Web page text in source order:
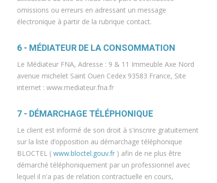
omissions ou erreurs en adressant un message
électronique à partir de la rubrique contact.
6 - MÉDIATEUR DE LA CONSOMMATION
Le Médiateur FNA, Adresse : 9 & 11 Immeuble Axe Nord
avenue michelet Saint Ouen Cedex 93583 France, Site
internet : www.mediateur.fna.fr
7 - DÉMARCHAGE TÉLÉPHONIQUE
Le client est informé de son droit à s'inscrire gratuitement
sur la liste d’opposition au démarchage téléphonique
BLOCTEL ( www.bloctel.gouv.fr ) afin de ne plus être
démarché téléphoniquement par un professionnel avec
lequel il n'a pas de relation contractuelle en cours,